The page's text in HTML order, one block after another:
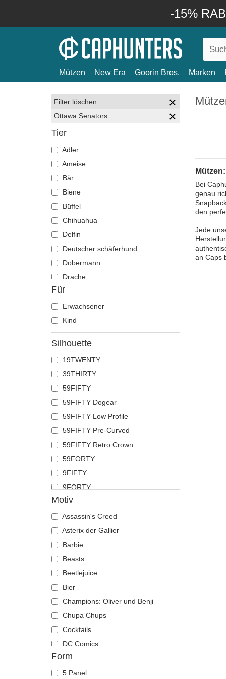
-15%
Mützen New Era Goorin Bros. Marken
Filter löschen
Ottawa Senators
Tier
Adler
Ameise
Bär
Biene
Büffel
Chihuahua
Delfin
Deutscher schäferhund
Dobermann
Drache
Eichhörnchen
Eidechse
Einhorn
Ente
Eule
Flamingo
Französische bulldogge
Fuchs
Geier
Gepard
Glühwürmchen
Hahn
Hai
Hirsch
Hund
Katze
Kojote
Krabbe
Krähe
Krokodil
Kuh
Küken
Labrador retriever
Languste
Libelle
Löwe
Löwin
Maus
Für
Erwachsener
Kind
Silhouette
19TWENTY
39THIRTY
59FIFTY
59FIFTY Dogear
59FIFTY Low Profile
59FIFTY Pre-Curved
59FIFTY Retro Crown
59FORTY
9FIFTY
9FORTY
9FORTY APEX
9FORTY M-Crown
9SEVENTY
9TWENTY
A Frame
Casual Classic
E Frame
Open Back
Runner
The 90s
The Ball
The Retro
The Snap
Motiv
Assassin's Creed
Asterix der Gallier
Barbie
Beasts
Beetlejuice
Bier
Champions: Oliver und Benji
Chupa Chups
Cocktails
DC Comics
Der Herr der Ringe
Die Schlümpfe
Form
5 Panel
Bei
genau
den
Jede
an Caps